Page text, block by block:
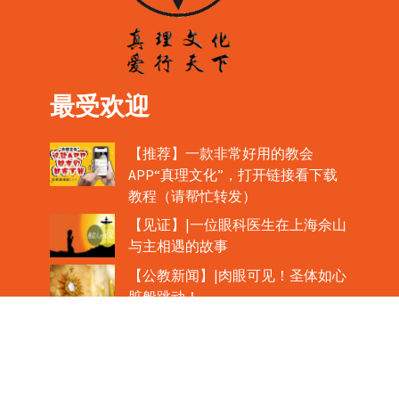
最受欢迎
【推荐】一款非常好用的教会
APP“真理文化”，打开链接看下载
教程（请帮忙转发）
【见证】|一位眼科医生在上海佘山
与主相遇的故事
【公教新闻】|肉眼可见！圣体如心
脏般跳动！